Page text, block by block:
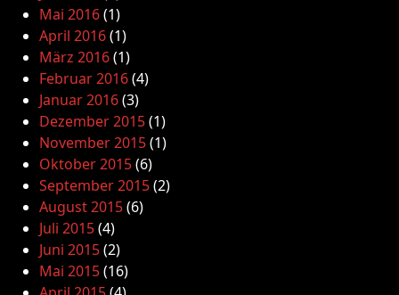
Mai 2016(1)
April 2016(1)
März 2016(1)
Februar 2016(4)
Januar 2016(3)
Dezember 2015(1)
November 2015(1)
Oktober 2015(6)
September 2015(2)
August 2015(6)
Juli 2015(4)
Juni 2015(2)
Mai 2015(16)